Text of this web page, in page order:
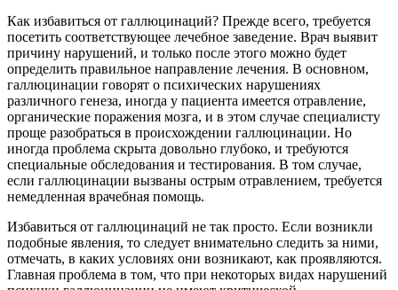
Как избавиться от галлюцинаций? Прежде всего, требуется
посетить соответствующее лечебное заведение. Врач выявит
причину нарушений, и только после этого можно будет
определить правильное направление лечения. В основном,
галлюцинации говорят о психических нарушениях
различного генеза, иногда у пациента имеется отравление,
органические поражения мозга, и в этом случае специалисту
проще разобраться в происхождении галлюцинации. Но
иногда проблема скрыта довольно глубоко, и требуются
специальные обследования и тестирования. В том случае,
если галлюцинации вызваны острым отравлением, требуется
немедленная врачебная помощь.
Избавиться от галлюцинаций не так просто. Если возникли
подобные явления, то следует внимательно следить за ними,
отмечать, в каких условиях они возникают, как проявляются.
Главная проблема в том, что при некоторых видах нарушений